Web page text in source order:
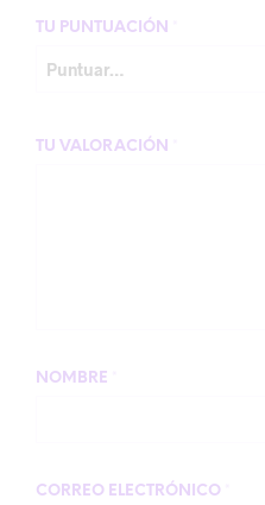
TU PUNTUACIÓN
TU VALORACIÓN
NOMBRE
CORREO ELECTRÓNICO